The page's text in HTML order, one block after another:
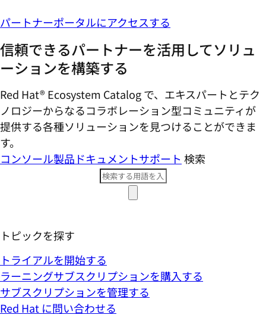
パートナーポータルにアクセスする
信頼できるパートナーを活用してソリュ
ーションを構築する
Red Hat® Ecosystem Catalog で、エキスパートとテク
ノロジーからなるコラボレーション型コミ​ュニティが
提供する各種ソリューションを見つけることができま
す。
コンソール製品ドキュメントサポート 検索
トピックを探す
トライアルを開始する
ラーニングサブスクリプションを購入する
サブスクリプションを管理する
Red Hat に問い合わせる